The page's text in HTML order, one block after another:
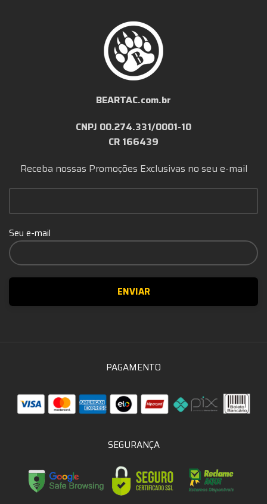
BEARTAC.com.br
CNPJ 00.274.331/0001-10
CR 166439
Receba nossas Promoções Exclusivas no seu e-mail
Seu e-mail
PAGAMENTO
SEGURANÇA